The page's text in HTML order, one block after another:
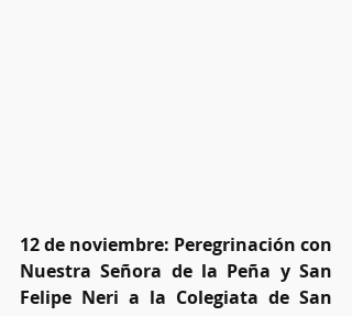
12 de noviembre: Peregrinación con
Nuestra Señora de la Peña y San
Felipe Neri a la Colegiata de San